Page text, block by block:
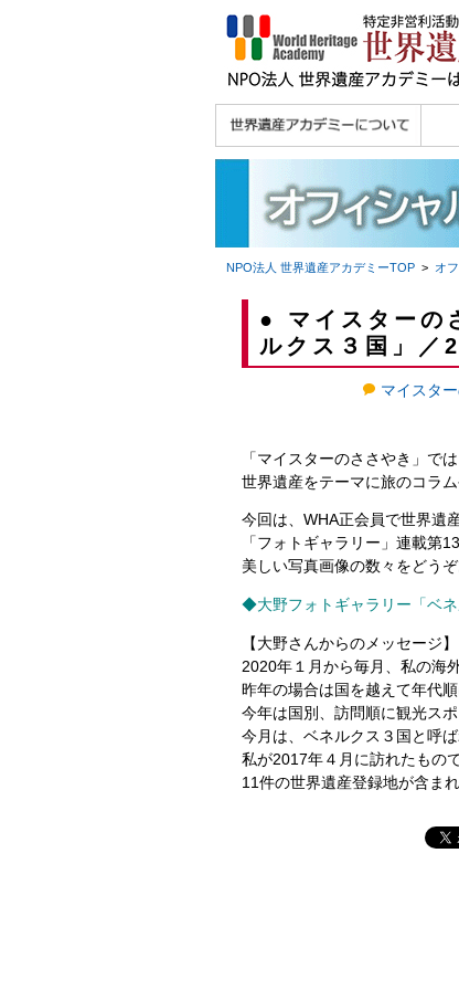
理念
メッセージ
主な活動内容
沿革
組織図・役員
研究員紹介 >>
宮澤 光 MIYAZAWA, Hikaru
研究員によるメディ
ア協力など
法人会員・協賛団体
／公認団体
メディア協力／プレ
スリリース
個人
法人
会報
会員
NPO法人 世界遺産アカデミーTOP> オ
● マイスターの
ルクス３国」／
マイスタ
「マイスターのささやき」で
世界遺産をテーマに旅のコラ
今回は、WHA正会員で世界遺
「フォトギャラリー」連載第
美しい写真画像の数々をどうぞ
◆大野フォトギャラリー「ベ
【大野さんからのメッセージ】
2020年１月から毎月、私の海
昨年の場合は国を越えて年代
今年は国別、訪問順に観光ス
今月は、ベネルクス３国と呼
私が2017年４月に訪れたもので
11件の世界遺産登録地が含まれ